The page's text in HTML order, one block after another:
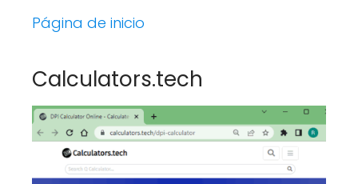
Página de inicio
Calculators.tech